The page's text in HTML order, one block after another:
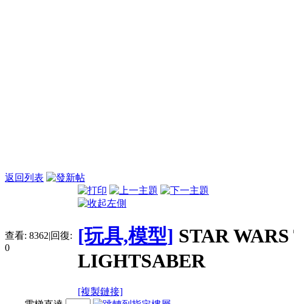
返回列表
查看: 8362|回復:
0
[玩具,模型] STAR
LIGHTSABER
[複製鏈接]